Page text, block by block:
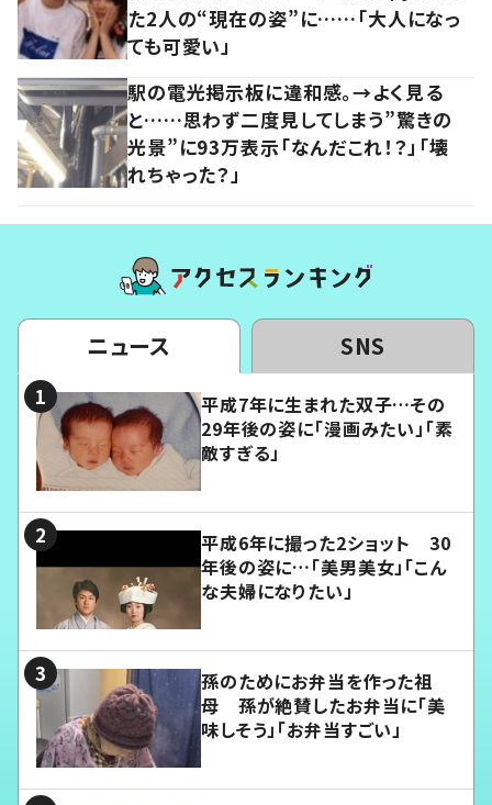
た2人の“現在の姿”に……「大人になっ
ても可愛い」
駅の電光掲示板に違和感。→よく見る
と……思わず二度見してしまう”驚きの
光景”に93万表示「なんだこれ！？」「壊
れちゃった？」
ニュース SNS
平成7年に生まれた双子…その
29年後の姿に「漫画みたい」「素
敵すぎる」
平成6年に撮った2ショット 30
年後の姿に…「美男美女」「こん
な夫婦になりたい」
孫のためにお弁当を作った祖
母 孫が絶賛したお弁当に「美
味しそう」「お弁当すごい」